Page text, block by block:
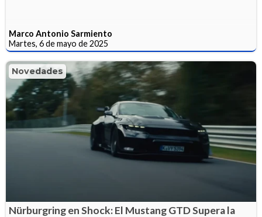
Marco Antonio Sarmiento
Martes, 6 de mayo de 2025
Novedades
Nürburgring en Shock: El Mustang GTD Supera la